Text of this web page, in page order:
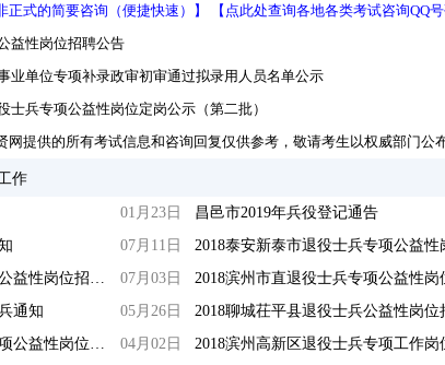
正式的简要咨询（便捷快速）】
【点此处查询各地各类考试咨询QQ号
益性岗位招聘公告
业单位专项补录政审初审通过拟录用人员名单公示
士兵专项公益性岗位定岗公示（第二批）
提供的所有考试信息和咨询回复仅供参考，敬请考生以权威部门公
作
01月23日 昌邑市2019年兵役登记通告
07月11日
2018威海乳山市第三批退役士兵专项公益性岗位招聘公告
07月03日
通知
05月26日 2018聊城茌平县退役士兵公益性岗
2018滨州沾化县退役士兵安置人员专项公益性岗位报名工作通知（第三批）
04月02日